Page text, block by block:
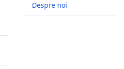
Despre noi